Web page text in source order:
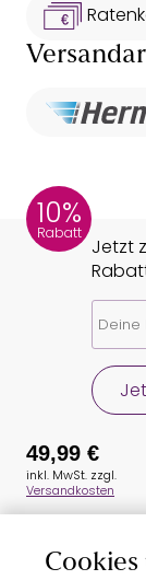
10%
Rabatt
Jetzt
49,99 €
inkl. MwSt. zzgl.
Versandkosten